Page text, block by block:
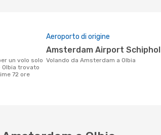
trovato
72 ore
Aeroporto di origine
Amsterdam Airport Schiphol
Volando da Amsterdam a Olbia